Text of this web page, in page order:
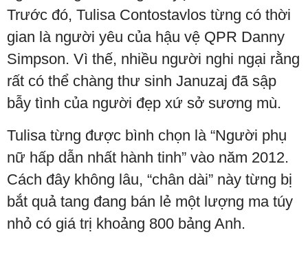
Trước đó, Tulisa Contostavlos từng có thời
gian là người yêu của hậu vệ QPR Danny
Simpson. Vì thế, nhiều người nghi ngại rằng
rất có thể chàng thư sinh Januzaj đã sập
bẫy tình của người đẹp xứ sở sương mù.
Tulisa từng được bình chọn là “Người phụ
nữ hấp dẫn nhất hành tinh” vào năm 2012.
Cách đây không lâu, “chân dài” này từng bị
bắt quả tang đang bán lẻ một lượng ma túy
nhỏ có giá trị khoảng 800 bảng Anh.